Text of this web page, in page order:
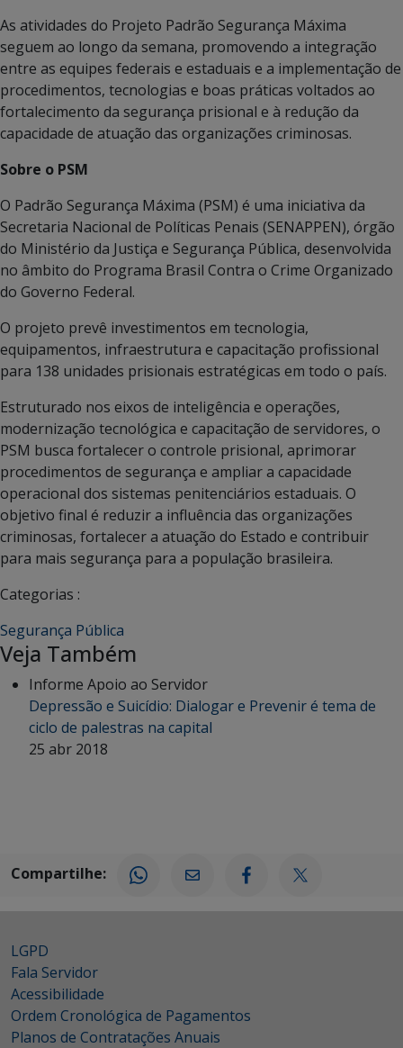
As atividades do Projeto Padrão Segurança Máxima
seguem ao longo da semana, promovendo a integração
entre as equipes federais e estaduais e a implementação de
procedimentos, tecnologias e boas práticas voltados ao
fortalecimento da segurança prisional e à redução da
capacidade de atuação das organizações criminosas.
Sobre o PSM
O Padrão Segurança Máxima (PSM) é uma iniciativa da
Secretaria Nacional de Políticas Penais (SENAPPEN), órgão
do Ministério da Justiça e Segurança Pública, desenvolvida
no âmbito do Programa Brasil Contra o Crime Organizado
do Governo Federal.
O projeto prevê investimentos em tecnologia,
equipamentos, infraestrutura e capacitação profissional
para 138 unidades prisionais estratégicas em todo o país.
Estruturado nos eixos de inteligência e operações,
modernização tecnológica e capacitação de servidores, o
PSM busca fortalecer o controle prisional, aprimorar
procedimentos de segurança e ampliar a capacidade
operacional dos sistemas penitenciários estaduais. O
objetivo final é reduzir a influência das organizações
criminosas, fortalecer a atuação do Estado e contribuir
para mais segurança para a população brasileira.
Categorias :
Segurança Pública
Veja Também
Informe Apoio ao Servidor
Depressão e Suicídio: Dialogar e Prevenir é tema de
ciclo de palestras na capital
25 abr 2018
Compartilhe:
LGPD
Fala Servidor
Acessibilidade
Ordem Cronológica de Pagamentos
Planos de Contratações Anuais